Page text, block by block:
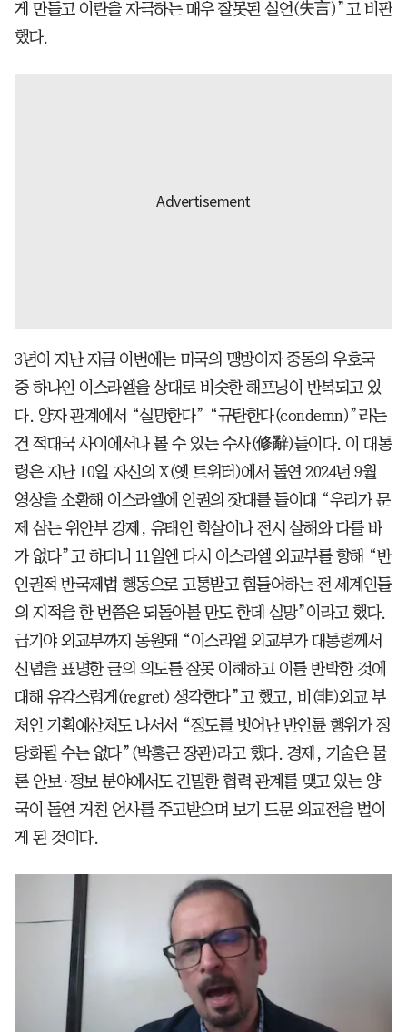
게 만들고 이란을 자극하는 매우 잘못된 실언(失言)”고 비판
했다.
3년이 지난 지금 이번에는 미국의 맹방이자 중동의 우호국
중 하나인 이스라엘을 상대로 비슷한 해프닝이 반복되고 있
다. 양자 관계에서 “실망한다” “규탄한다(condemn)”라는
건 적대국 사이에서나 볼 수 있는 수사(修辭)들이다. 이 대통
령은 지난 10일 자신의 X(옛 트위터)에서 돌연 2024년 9월
영상을 소환해 이스라엘에 인권의 잣대를 들이대 “우리가 문
제 삼는 위안부 강제, 유태인 학살이나 전시 살해와 다를 바
가 없다”고 하더니 11일엔 다시 이스라엘 외교부를 향해 “반
인권적 반국제법 행동으로 고통받고 힘들어하는 전 세계인들
의 지적을 한 번쯤은 되돌아볼 만도 한데 실망”이라고 했다.
급기야 외교부까지 동원돼 “이스라엘 외교부가 대통령께서
신념을 표명한 글의 의도를 잘못 이해하고 이를 반박한 것에
대해 유감스럽게(regret) 생각한다”고 했고, 비(非)외교 부
처인 기획예산처도 나서서 “정도를 벗어난 반인륜 행위가 정
당화될 수는 없다”(박홍근 장관)라고 했다. 경제, 기술은 물
론 안보·정보 분야에서도 긴밀한 협력 관계를 맺고 있는 양
국이 돌연 거친 언사를 주고받으며 보기 드문 외교전을 벌이
게 된 것이다.